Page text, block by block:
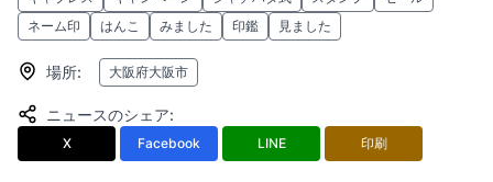
ネーム印
はんこ みました 印鑑 見ました
場所: 大阪府大阪市
ニュースのシェア:
X Facebook LINE 印刷